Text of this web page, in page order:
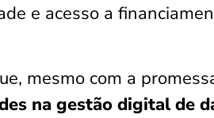
e acesso a
mesmo com a
na gestão digital de